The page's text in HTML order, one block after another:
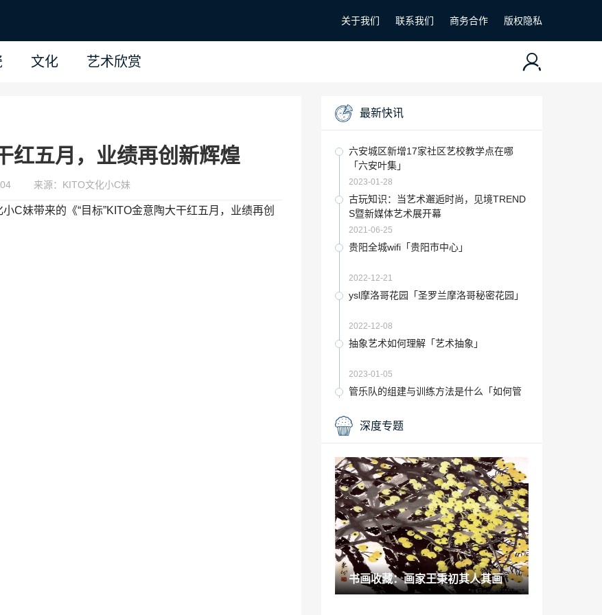
关于我们 联系我们 商务合作 版权隐私
文化 艺术欣赏
红五月，业绩再创新辉煌
来源：KITO文化小C妹
C妹带来的《“目标”KITO金意陶大干红五月，业绩再创
最新快讯
六安城区新增17家社区艺校教学点在哪
「六安叶集」
2023-01-28
古玩知识：当艺术邂逅时尚，见境TREND
S暨新媒体艺术展开幕
2021-06-25
贵阳全城wifi「贵阳市中心」
2022-12-21
ysl摩洛哥花园「圣罗兰摩洛哥秘密花园」
2022-12-08
抽象艺术如何理解「艺术抽象」
2023-01-05
管乐队的组建与训练方法是什么「如何管
2022-12-24
2021-08-30
2022高校排行榜「北京大学双一流学科」
2022-12-20
贴春联的民俗文化是什么「贴对联由来和
风俗」
2022-11-28
关于中考考试的一些问题「初中生期中考
试大概几月几号」
深度专题
书画收藏：画家王秉初其人其画